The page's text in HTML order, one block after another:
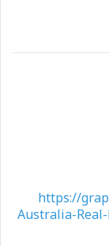
https://
Australia-